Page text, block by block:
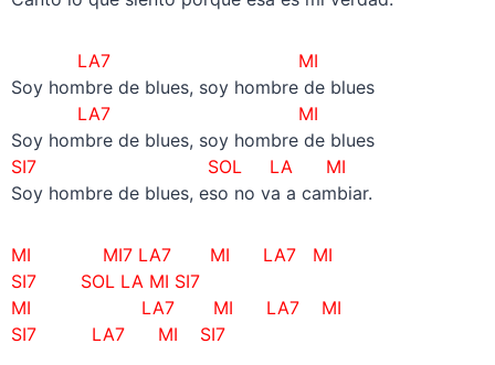
LA7 MI
Soy hombre de blues, soy hombre de blues
LA7 MI
Soy hombre de blues, soy hombre de blues
SI7 SOL LA MI
Soy hombre de blues, eso no va a cambiar.
MI MI7 LA7 MI LA7 MI
SI7 SOL LA MI SI7
MI LA7 MI LA7 MI
SI7 LA7 MI SI7